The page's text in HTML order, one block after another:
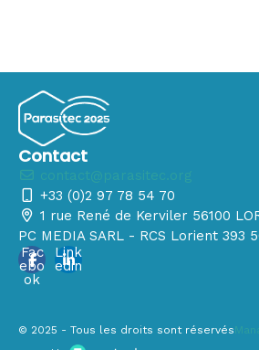
Contact
+33 (0)2 97 78 54 70
1 rue René de Kerviler 56100
PC MEDIA SARL - RCS Lorient 393
Fac
ebo
ok
Link
edin
© 2025 - Tous les droits sont réservés